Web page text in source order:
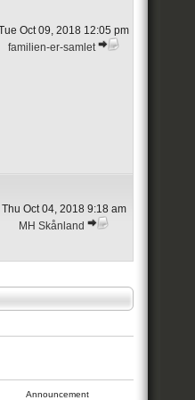
Oct 09, 2018 12:05 pm
familien-er-samlet
Thu Oct 04, 2018 9:18 am
MH Skånland
Announcement